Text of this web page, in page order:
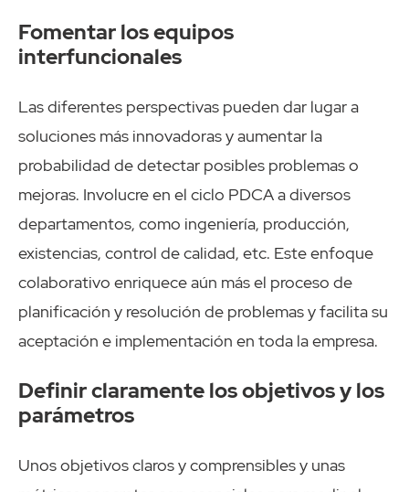
Fomentar los equipos
interfuncionales
Las diferentes perspectivas pueden dar lugar a
soluciones más innovadoras y aumentar la
probabilidad de detectar posibles problemas o
mejoras. Involucre en el ciclo PDCA a diversos
departamentos, como ingeniería, producción,
existencias, control de calidad, etc. Este enfoque
colaborativo enriquece aún más el proceso de
planificación y resolución de problemas y facilita su
aceptación e implementación en toda la empresa.
Definir claramente los objetivos y los
parámetros
Unos objetivos claros y comprensibles y unas